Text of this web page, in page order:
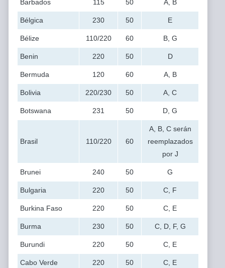
Barbados 115 50 A, B
Bélgica 230 50 E
Bélize 110/220 60 B, G
Benin 220 50 D
Bermuda 120 60 A, B
Bolivia 220/230 50 A, C
Botswana 231 50 D, G
Brasil 110/220 60
A, B, C serán
reemplazados
por J
Brunei 240 50 G
Bulgaria 220 50 C, F
Burkina Faso 220 50 C, E
Burma 230 50 C, D, F, G
Burundi 220 50 C, E
Cabo Verde 220 50 C, E